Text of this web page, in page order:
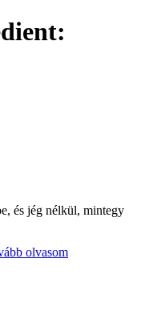
és jég nélkül, mintegy
olvasom